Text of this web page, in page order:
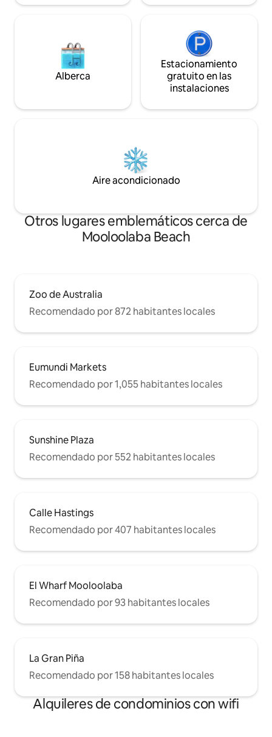
Alberca
Estacionamiento
gratuito en las
instalaciones
Aire acondicionado
Otros lugares emblemáticos cerca de
Mooloolaba Beach
Zoo de Australia
Recomendado por 872 habitantes locales
Eumundi Markets
Recomendado por 1,055 habitantes locales
Sunshine Plaza
Recomendado por 552 habitantes locales
Calle Hastings
Recomendado por 407 habitantes locales
El Wharf Mooloolaba
Recomendado por 93 habitantes locales
La Gran Piña
Recomendado por 158 habitantes locales
Alquileres de condominios con wifi